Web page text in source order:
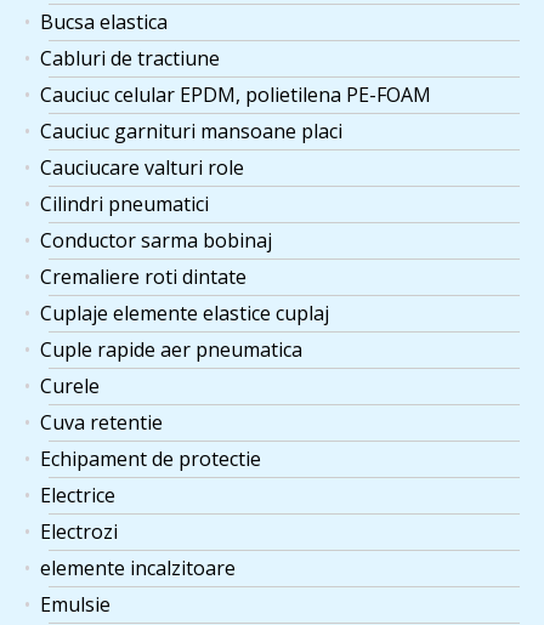
Bucsa elastica
Cabluri de tractiune
Cauciuc celular EPDM, polietilena PE-FOAM
Cauciuc garnituri mansoane placi
Cauciucare valturi role
Cilindri pneumatici
Conductor sarma bobinaj
Cremaliere roti dintate
Cuplaje elemente elastice cuplaj
Cuple rapide aer pneumatica
Curele
Cuva retentie
Echipament de protectie
Electrice
Electrozi
elemente incalzitoare
Emulsie